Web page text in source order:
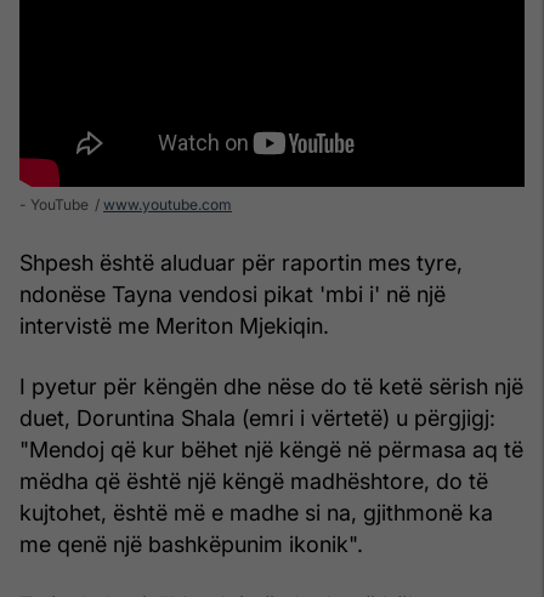
- YouTube www.youtube.com
Shpesh është aluduar për raportin mes tyre,
ndonëse Tayna vendosi pikat 'mbi i' në një
intervistë me Meriton Mjekiqin.
I pyetur për këngën dhe nëse do të ketë sërish një
duet, Doruntina Shala (emri i vërtetë) u përgjigj:
"Mendoj që kur bëhet një këngë në përmasa aq të
mëdha që është një këngë madhështore, do të
kujtohet, është më e madhe si na, gjithmonë ka
me qenë një bashkëpunim ikonik".